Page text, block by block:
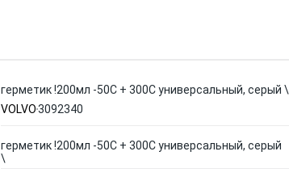
герметик !200мл -50C + 300С универсальный, серый \
VOLVO3092340
герметик !200мл -50C + 300С универсальный, серый
\